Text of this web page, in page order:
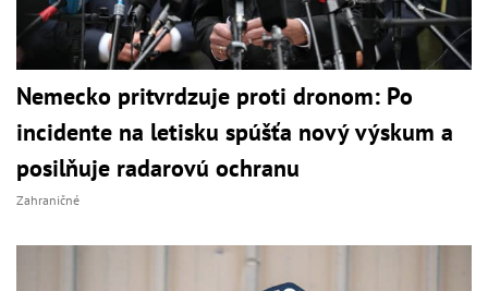
Nemecko pritvrdzuje proti dronom: Po
incidente na letisku spúšťa nový výskum a
posilňuje radarovú ochranu
Zahraničné